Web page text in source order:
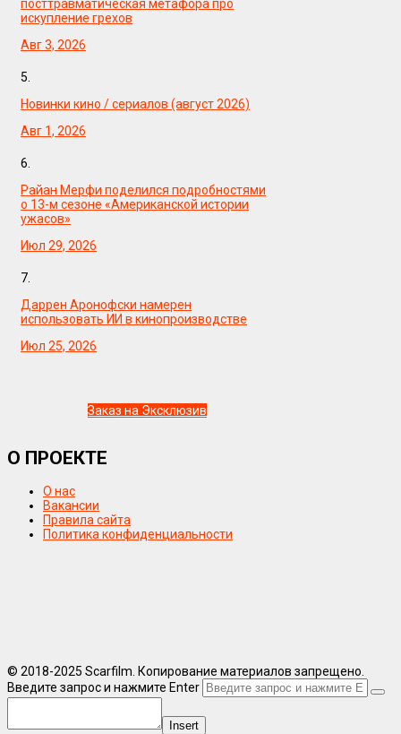
посттравматическая метафора про
искупление грехов
Авг 3, 2026
5.
Новинки кино / сериалов (август 2026)
Авг 1, 2026
6.
Райан Мерфи поделился подробностями
о 13-м сезоне «Американской истории
ужасов»
Июл 29, 2026
7.
Даррен Аронофски намерен
использовать ИИ в кинопроизводстве
Июл 25, 2026
Заказ на Эксклюзив
О ПРОЕКТЕ
О нас
Вакансии
Правила сайта
Политика конфиденциальности
© 2018-2025 Scarfilm. Копирование материалов запрещено.
Введите запрос и нажмите Enter
Insert